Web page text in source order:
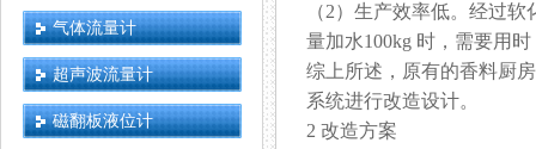
气体流量计
超声波流量计
磁翻板液位计
（2）生产效率低。经过
量加水100kg 时，需要
综上所述，原有的香料厨
系统进行改造设计。
2 改造方案